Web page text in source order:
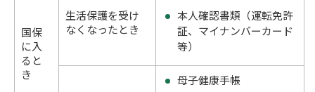
国保
に入
ると
き
生活保護を受け
なくなったとき
本人確認書類（運転免許
証、マイナンバーカード
等）
母子健康手帳